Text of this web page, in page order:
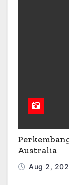
Australia
Aug 2,